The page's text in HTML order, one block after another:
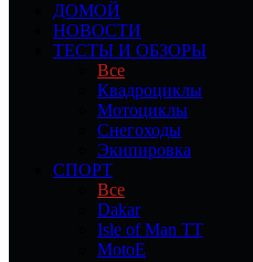
ДОМОЙ
НОВОСТИ
ТЕСТЫ И ОБЗОРЫ
Все
Квадроциклы
Мотоциклы
Снегоходы
Экипировка
СПОРТ
Все
Dakar
Isle of Man TT
MotoE